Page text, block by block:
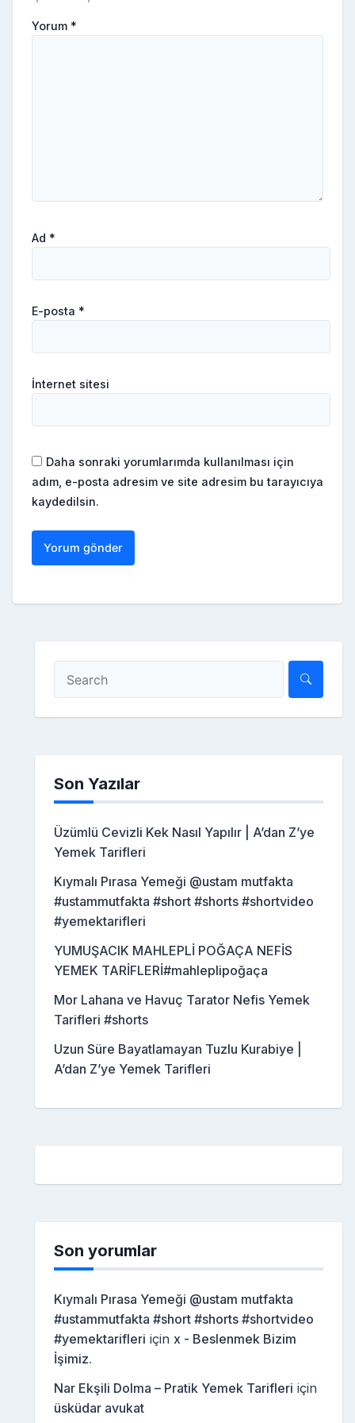
Yorum *
Ad *
E-posta *
İnternet sitesi
Daha sonraki yorumlarımda kullanılması için
adım, e-posta adresim ve site adresim bu tarayıcıya
kaydedilsin.
Son Yazılar
Üzümlü Cevizli Kek Nasıl Yapılır | A’dan Z’ye
Yemek Tarifleri
Kıymalı Pırasa Yemeği @ustam mutfakta
#ustammutfakta #short #shorts #shortvideo
#yemektarifleri
YUMUŞACIK MAHLEPLİ POĞAÇA NEFİS
YEMEK TARİFLERİ#mahleplipoğaça
Mor Lahana ve Havuç Tarator Nefis Yemek
Tarifleri #shorts
Uzun Süre Bayatlamayan Tuzlu Kurabiye |
A’dan Z’ye Yemek Tarifleri
Son yorumlar
Kıymalı Pırasa Yemeği @ustam mutfakta
#ustammutfakta #short #shorts #shortvideo
#yemektarifleri için x - Beslenmek Bizim
İşimiz.
Nar Ekşili Dolma – Pratik Yemek Tarifleri için
üsküdar avukat